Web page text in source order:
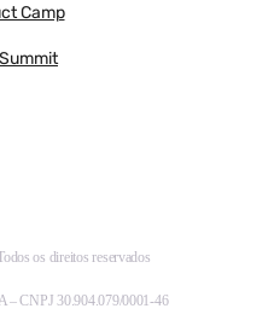
Camp
os direitos reservados
– CNPJ 30.904.079/0001-46